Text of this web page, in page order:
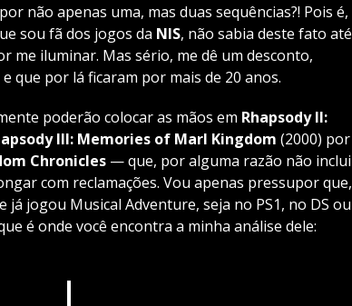
não apenas uma, mas duas sequências?! Pois é,
sou fã dos jogos da NIS, não sabia deste fato até
me iluminar. Mas sério, me dê um desconto,
que por lá ficaram por mais de 20 anos.
poderão colocar as mãos em Rhapsody II:
III: Memories of Marl Kingdom (2000) por
Chronicles— que, por alguma razão não inclui
com reclamações. Vou apenas pressupor que,
jogou Musical Adventure, seja no PS1, no DS ou
é onde você encontra a minha análise dele: